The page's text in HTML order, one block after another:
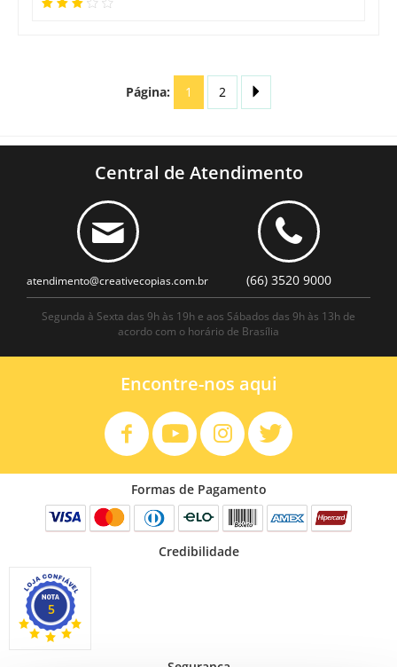
Página: 1 2
Central de Atendimento
atendimento@creativecopias.com.br (66) 3520 9000
Segunda à Sexta das 9h às 19h e aos Sábados das 9h às 13h de
acordo com o horário de Brasília
Encontre-nos aqui
Formas de Pagamento
Credibilidade
5